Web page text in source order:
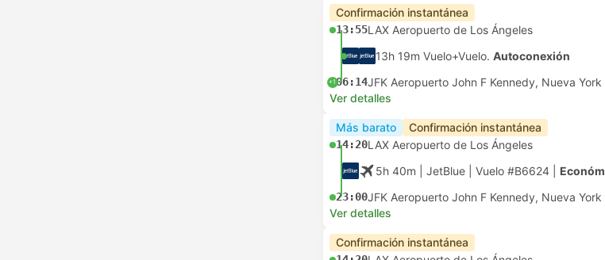
Confirmación instantánea
13:55LAX Aeropuerto de Los Ángeles
13h 19m Vuelo+Vuelo. Autoconexión
+106:14JFK Aeropuerto John F Kennedy, Nueva York
Ver detalles
Más barato Confirmación instantánea
14:20LAX Aeropuerto de Los Ángeles
5h 40m | JetBlue Vuelo #B6624 Económica
23:00JFK Aeropuerto John F Kennedy, Nueva York
Ver detalles
Confirmación instantánea